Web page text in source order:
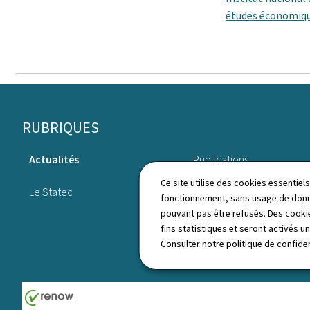
Ce site utilise des cookies
fonctionnement, sans usage de
pouvant pas être refusés. Des
fins statistiques et seront activés
Consulter notre politique de
études
Pied
de
RUBRIQUES
Actualités
Le Statec
Publications
Annuaire